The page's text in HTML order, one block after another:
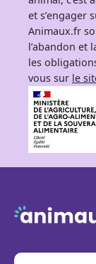
et s’engager
Animaux.fr
l’abandon et
les
vous sur le